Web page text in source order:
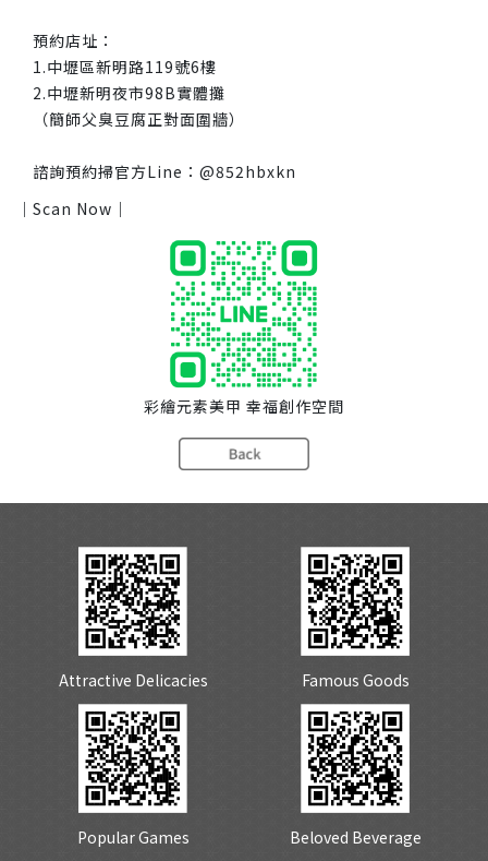
預約店址：
1.中壢區新明路119號6樓
2.中壢新明夜市98B實體攤
（簡師父臭豆腐正對面圍牆）
諮詢預約掃官方Line：@852hbxkn
｜Scan Now｜
彩繪元素美甲 幸福創作空間
Attractive Delicacies Famous Goods
Popular Games Beloved Beverage